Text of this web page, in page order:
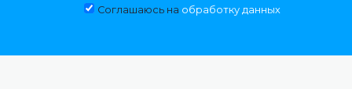
Соглашаюсь на обработку данных